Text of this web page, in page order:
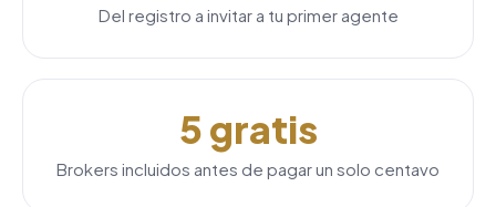
Del registro a invitar a tu primer agente
5 gratis
Brokers incluidos antes de pagar un solo centavo